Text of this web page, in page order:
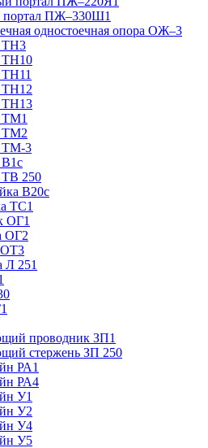
ПЖ–330Ш1
одностоечная опора ОЖ–3
ТН3
ТН10
ТН11
ТН12
ТН13
ТМ1
ТМ2
ТМ-3
В1с
ТВ 250
В20с
ТС1
ОГ1
ОГ2
ОТ3
Л 251
проводник ЗП1
стержень ЗП 250
РА1
РА4
У1
У2
У4
У5